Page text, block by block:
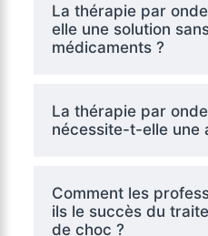
La thérapie par
elle une solution
médicaments ?
La thérapie par
nécessite-t-elle une
Comment les
ils le succès du
de choc ?